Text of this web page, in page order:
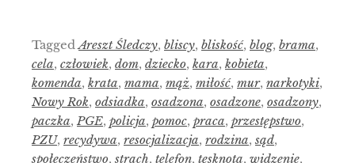
TaggedAreszt Śledczy, bliscy, bliskość, blog, brama,
cela, człowiek, dom, dziecko, kara, kobieta,
komenda, krata, mama, mąż, miłość, mur, narkotyki,
Nowy Rok, odsiadka, osadzona, osadzone, osadzony,
paczka,PGE, policja, pomoc, praca, przestępstwo,
PZU, recydywa, resocjalizacja, rodzina, sąd,
społeczeństwo, strach, telefon, tęsknota, widzenie,